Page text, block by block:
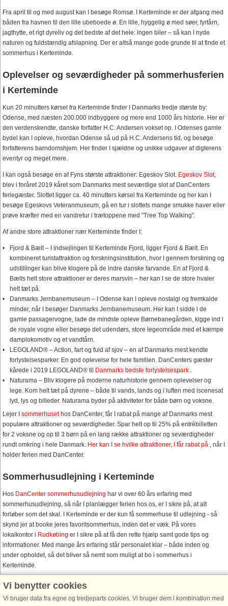
Fra april til og med august kan I besøge Romsø. I Kerteminde er der afgang med
båden fra havnen til den lille ubeboede ø. En lille, hyggelig ø med søer, fyrtårn,
jagthytte, et rigt dyreliv og det bedste af det hele: ingen biler – så kan I nyde
naturen og fuldstændig afslapning. Der er altså mange gode grunde til at finde et
sommerhus i Kerteminde.
Oplevelser og seværdigheder på sommerhusferien
i Kerteminde
Kun 20 minutters kørsel fra Kerteminde finder I Danmarks tredje største by:
Odense, med næsten 200.000 indbyggere og mere end 1000 års historie. Her er
den verdenskendte, danske forfatter H.C. Andersen vokset op. I Odenses gamle
bydel kan I opleve, hvordan Odense så ud på H.C. Andersens tid, og besøge
forfatterens barndomshjem. Her finder I sjældne og unikke udgaver af digterens
eventyr og meget mere.
I kan også besøge en af Fyns største attraktioner: Egeskov Slot. Egeskov Slot,
blev i foråret 2019 kåret som Danmarks mest seværdige slot af DanCenters
feriegæster. Slottet ligger ca. 40 minutters kørsel fra Kerteminde og her kan I
besøge Egeskovs Veteranmuseum, gå en tur i slottets mange smukke haver eller
prøve kræfter med en vandretur i trætoppene med ”Tree Top Walking”.
Af andre store attraktioner nær Kerteminde finder I:
Fjord & Bælt – I indsejlingen til Kerteminde Fjord, ligger Fjord & Bælt. En
kombineret turistattraktion og forskningsinstitution, hvor I gennem forskning og
udstillinger kan blive klogere på de indre danske farvande. En af Fjord &
Bælts helt store attraktioner er deres marsvin – her kan I se de store hvaler
helt tæt på.
Danmarks Jernbanemuseum – I Odense kan I opleve nostalgi og fremkalde
minder, når I besøger Danmarks Jernbanemuseum. Her kan I sidde i de
gamle passagervogne, lade de mindste opleve Børnebanegården, kigge ind i
de royale vogne eller besøge det udendørs, store legeområde med et kæmpe
damplokomotiv og et vandtårn.
LEGOLAND® – Action, fart og fuld af sjov – en af Danmarks mest kendte
forlystelsesparker. En god oplevelse for hele familien. DanCenters gæster
kårede i 2019 LEGOLAND® til
Danmarks bedste forlystelsespark .
Naturama – Bliv klogere på moderne naturhistorie gennem oplevelser og
lege. Kom helt tæt på dyrene – både til vands, lands og i luften med iscenesat
lyd, lys og billeder. Naturama byder på aktiviteter for både børn og voksne.
Lejer I sommerhusethos DanCenter, får I rabat på mange af Danmarks mest
populære attraktioner og seværdigheder. Spar helt op til 25% på entrébilletten
for 2 voksne og op til 3 børn på en lang række attraktioner og seværdigheder
rundt omkring i hele Danmark. Her kan I se hvilke attraktioner, I får rabat på , når I
holder ferien med DanCenter.
Sommerhusudlejning i Kerteminde
Hos DanCenter sommerhusudlejning har vi over 60 års erfaring med
sommerhusudlejning, så når I planlægger ferien hos os, er I sikre på, at alt
forløber som det skal. I Kerteminde er der kun få sommerhuse til udlejning - så
skynd jer at booke jeres favoritsommerhus, inden det er væk. På vores
lokalkontor i Rudkøbing er I sikre på at få den rette hjælp samt gode tips og
informationer. Med mange års erfaring står personalet klar – både inden og
under opholdet, så det bliver så nemt som muligt at bo i sommerhus i
Kerteminde.
Sommerhusområder nær Kerteminde
Vi benytter cookies
Vi bruger data fra egne og tredjeparts cookies. Vi bruger dem i kombination med